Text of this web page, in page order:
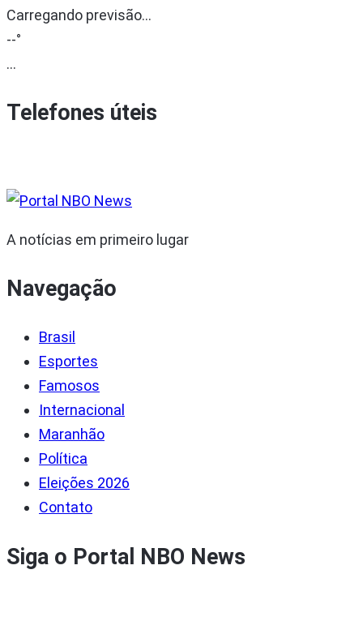
Carregando previsão...
--°
...
Telefones úteis
A notícias em primeiro lugar
Navegação
Brasil
Esportes
Famosos
Internacional
Maranhão
Política
Eleições 2026
Contato
Siga o Portal NBO News